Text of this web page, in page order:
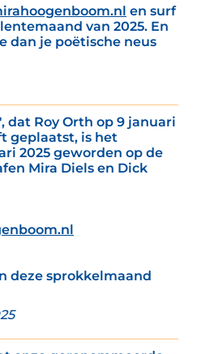
en surf
van 2025. En
dan je poëtische neus
dat Roy Orth op 9 januari
geplaatst, is het
2025 geworden op de
Mira Diels en Dick
deze sprokkelmaand